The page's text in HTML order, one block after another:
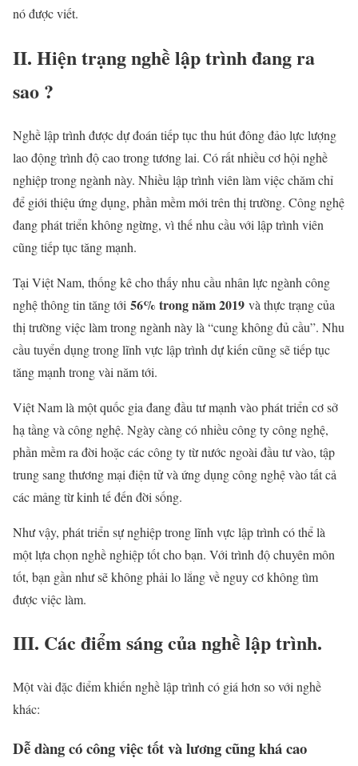
nó được viết.
II. Hiện trạng nghề lập trình đang ra
sao ?
Nghề lập trình được dự đoán tiếp tục thu hút đông đảo lực lượng
lao động trình độ cao trong tương lai. Có rất nhiều cơ hội nghề
nghiệp trong ngành này. Nhiều lập trình viên làm việc chăm chỉ
để giới thiệu ứng dụng, phần mềm mới trên thị trường. Công nghệ
đang phát triển không ngừng, vì thế nhu cầu với lập trình viên
cũng tiếp tục tăng mạnh.
Tại Việt Nam, thống kê cho thấy nhu cầu nhân lực ngành công
nghệ thông tin tăng tới 56% trong năm 2019 và thực trạng của
thị trường việc làm trong ngành này là “cung không đủ cầu”. Nhu
cầu tuyển dụng trong lĩnh vực lập trình dự kiến cũng sẽ tiếp tục
tăng mạnh trong vài năm tới.
Việt Nam là một quốc gia đang đầu tư mạnh vào phát triển cơ sở
hạ tầng và công nghệ. Ngày càng có nhiều công ty công nghệ,
phần mềm ra đời hoặc các công ty từ nước ngoài đầu tư vào, tập
trung sang thương mại điện tử và ứng dụng công nghệ vào tất cả
các mảng từ kinh tế đến đời sống.
Như vậy, phát triển sự nghiệp trong lĩnh vực lập trình có thể là
một lựa chọn nghề nghiệp tốt cho bạn. Với trình độ chuyên môn
tốt, bạn gần như sẽ không phải lo lắng về nguy cơ không tìm
được việc làm.
III. Các điểm sáng của nghề lập trình.
Một vài đặc điểm khiến nghề lập trình có giá hơn so với nghề
khác:
Dễ dàng có công việc tốt và lương cũng khá cao